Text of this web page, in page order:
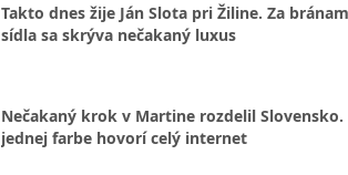
Takto dnes žije Ján Slota pri Žiline. Za
sídla sa skrýva nečakaný luxus
Nečakaný krok v Martine rozdelil Slovensko.
jednej farbe hovorí celý internet